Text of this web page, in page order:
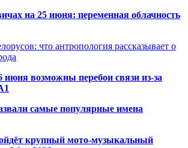
на 25 июня: переменная облачность
что антропология рассказывает о
июня возможны перебои связи из-за
самые популярные имена
крупный мото-музыкальный